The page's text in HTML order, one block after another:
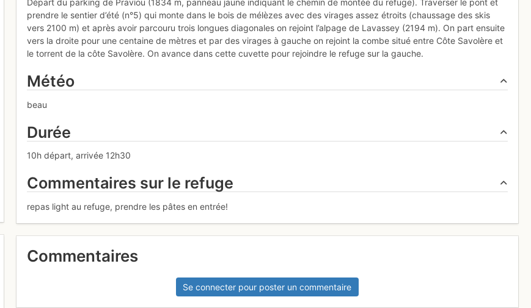
Départ du parking de Praviou (1834 m, panneau jaune indiquant le chemin de montée du refuge). Traverser le pont et
prendre le sentier d’été (n°5) qui monte dans le bois de mélèzes avec des virages assez étroits (chaussage des skis
vers 2100 m) et après avoir parcouru trois longues diagonales on rejoint l’alpage de Lavassey (2194 m). On part ensuite
vers la droite pour une centaine de mètres et par des virages à gauche on rejoint la combe situé entre Côte Savolère et
le torrent de la côte Savolère. On avance dans cette cuvette pour rejoindre le refuge sur la gauche.
Météo
beau
Durée
10h départ, arrivée 12h30
Commentaires sur le refuge
repas light au refuge, prendre les pâtes en entrée!
Commentaires
Se connecter pour poster un commentaire